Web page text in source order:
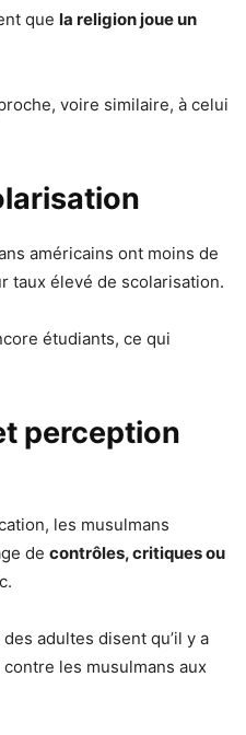
que la religion joue un
voire similaire, à celui
américains ont moins de
taux élevé de scolarisation.
étudiants, ce qui
perception
les musulmans
de contrôles, critiques ou
adultes disent qu’il y a
les musulmans aux